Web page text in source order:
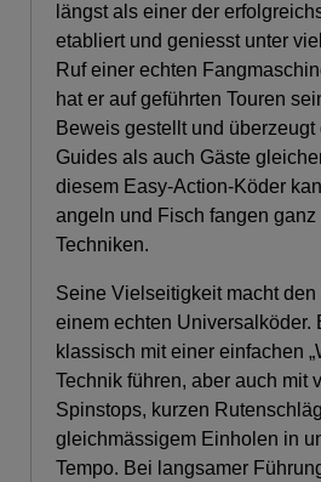
längst als einer der
etabliert und geniesst unter
Ruf einer echten
hat er auf geführten Touren
Beweis gestellt und überzeugt
Guides als auch Gäste
diesem Easy-Action-Köder
angeln und Fisch fangen
Techniken.
Seine Vielseitigkeit macht
einem echten Universalköder.
klassisch mit einer einfachen
Technik führen, aber auch mit
Spinstops, kurzen
gleichmässigem Einholen in
Tempo. Bei langsamer